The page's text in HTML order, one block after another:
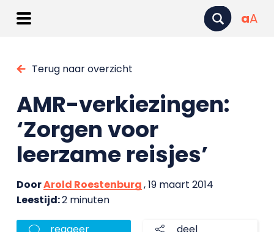
aA
Terug naar overzicht
AMR-verkiezingen:
‘Zorgen voor
leerzame reisjes’
DoorArold Roestenburg, 19 maart 2014
Leestijd:2 minuten